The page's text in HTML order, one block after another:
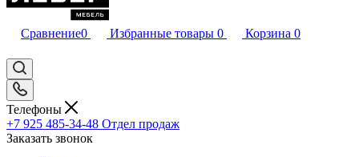
Сравнение0 Избранные товары 0 Корзина 0
Телефоны
+7 925 485-34-48 Отдел продаж
Заказать звонок